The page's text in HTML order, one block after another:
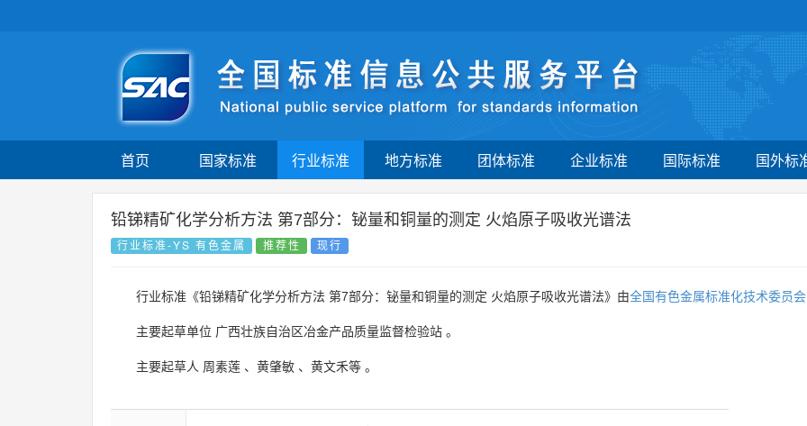
首页 国家标准 行业标准 地方标准 团体标准 企业标准 国际标准 国外标
铅锑精矿化学分析方法 第7部分：铋量和铜量的测定 火焰原子吸收光谱法
行业标准-YS 有色金属 推荐性 现行
行业标准《铅锑精矿化学分析方法 第7部分：铋量和铜量的测定 火焰原子吸收光谱法》由全国有色金属标准化技术委员会
主要起草单位 广西壮族自治区冶金产品质量监督检验站 。
主要起草人 周素莲 、 黄肇敏 、 黄文禾等 。